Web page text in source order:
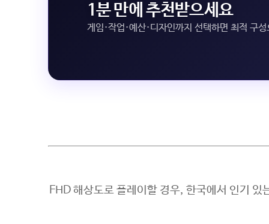
1분 만에 추천받으세요
게임·작업·예산·디자인까지 선택하면 최적 구
FHD 해상도로 플레이할 경우, 한국에서 인기